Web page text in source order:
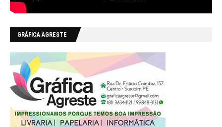
GRÁFICA AGRESTE